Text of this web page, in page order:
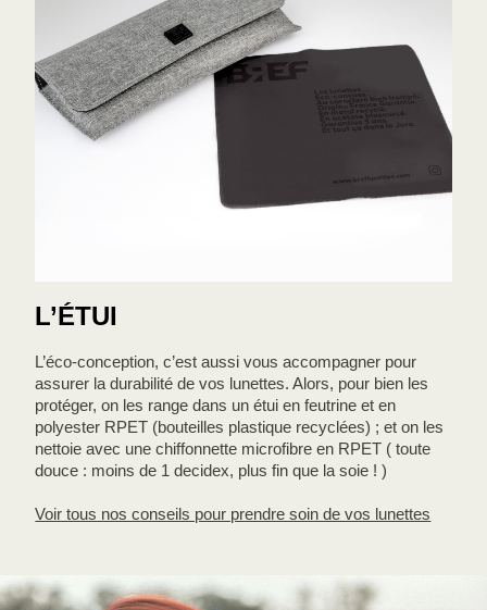
L’ÉTUI
L’éco-conception, c’est aussi vous accompagner pour
assurer la durabilité de vos lunettes. Alors, pour bien les
protéger, on les range dans un étui en feutrine et en
polyester RPET (bouteilles plastique recyclées) ; et on les
nettoie avec une chiffonnette microfibre en RPET ( toute
douce : moins de 1 decidex, plus fin que la soie ! )
Voir tous nos conseils pour prendre soin de vos lunettes